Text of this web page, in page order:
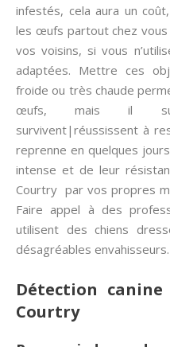
infestés, cela aura un
les œufs partout chez
vos voisins, si vous
adaptées. Mettre ces
froide ou très chaude
œufs, mais il
survivent|réussissent à
reprenne en quelques
intense et de leur
Courtry par vos propres
Faire appel à des
utilisent des chiens
désagréables envahisseurs.
Détection
Courtry